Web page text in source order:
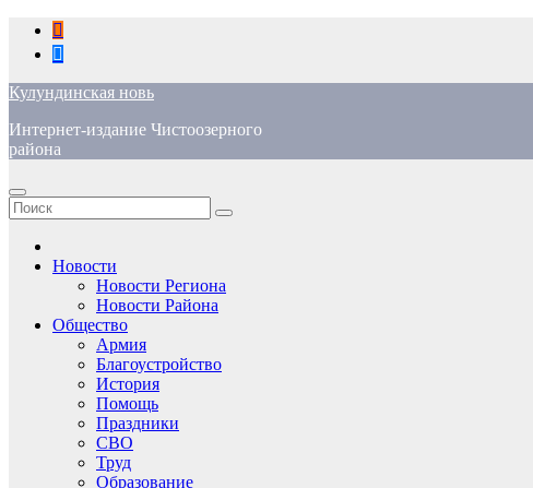
Перейти
содержимому
Кулундинская новь
Интернет-издание Чистоозерного
района
Новости
Новости Региона
Новости Района
Общество
Армия
Благоустройство
История
Помощь
Праздники
СВО
Труд
Образование